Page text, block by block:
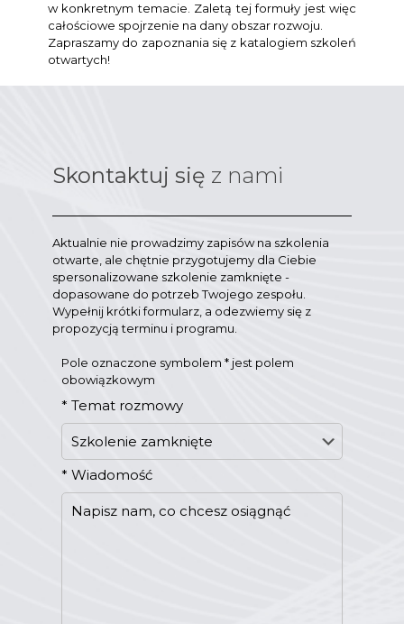
w konkretnym temacie. Zaletą tej formuły jest więc
całościowe spojrzenie na dany obszar rozwoju.
Zapraszamy do zapoznania się z katalogiem szkoleń
otwartych!
Skontaktuj się z nami
Aktualnie nie prowadzimy zapisów na szkolenia
otwarte, ale chętnie przygotujemy dla Ciebie
spersonalizowane szkolenie zamknięte -
dopasowane do potrzeb Twojego zespołu.
Wypełnij krótki formularz, a odezwiemy się z
propozycją terminu i programu.
Pole oznaczone symbolem * jest polem
obowiązkowym
* Temat rozmowy
* Wiadomość